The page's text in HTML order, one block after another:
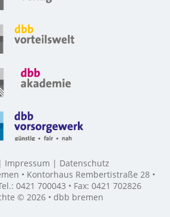
Impressum
Datenschutz
• Kontorhaus Rembertistraße 28 •
0421 700043 • Fax: 0421 702826
© 2026 • dbb bremen